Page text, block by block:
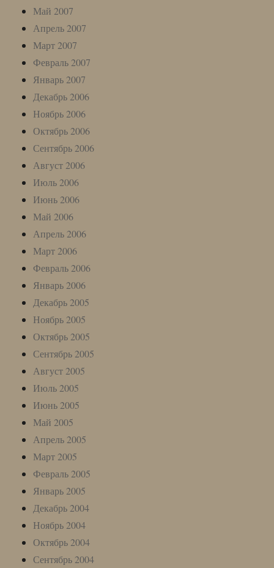
Май 2007
Апрель 2007
Март 2007
Февраль 2007
Январь 2007
Декабрь 2006
Ноябрь 2006
Октябрь 2006
Сентябрь 2006
Август 2006
Июль 2006
Июнь 2006
Май 2006
Апрель 2006
Март 2006
Февраль 2006
Январь 2006
Декабрь 2005
Ноябрь 2005
Октябрь 2005
Сентябрь 2005
Август 2005
Июль 2005
Июнь 2005
Май 2005
Апрель 2005
Март 2005
Февраль 2005
Январь 2005
Декабрь 2004
Ноябрь 2004
Октябрь 2004
Сентябрь 2004